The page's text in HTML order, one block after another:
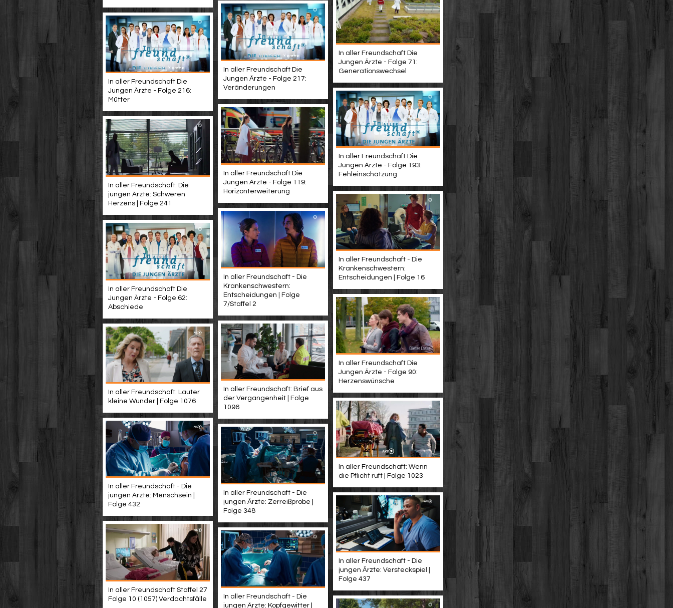
In aller Freundschaft Die
Jungen Ärzte - Folge 71:
Generationswechsel
In aller Freundschaft Die
Jungen Ärzte - Folge 217:
Veränderungen
In aller Freundschaft Die
Jungen Ärzte - Folge 216:
Mütter
In aller Freundschaft Die
Jungen Ärzte - Folge 193:
Fehleinschätzung
In aller Freundschaft Die
Jungen Ärzte - Folge 119:
Horizonterweiterung
In aller Freundschaft: Die
jungen Ärzte: Schweren
Herzens | Folge 241
In aller Freundschaft - Die
Krankenschwestern:
Entscheidungen | Folge 16
In aller Freundschaft - Die
Krankenschwestern:
Entscheidungen | Folge
7/Staffel 2
In aller Freundschaft Die
Jungen Ärzte - Folge 62:
Abschiede
In aller Freundschaft Die
Jungen Ärzte - Folge 90:
Herzenswünsche
In aller Freundschaft: Brief aus
der Vergangenheit | Folge
1096
In aller Freundschaft: Lauter
kleine Wunder | Folge 1076
In aller Freundschaft: Wenn
die Pflicht ruft | Folge 1023
In aller Freundschaft - Die
jungen Ärzte: Menschsein |
Folge 432
In aller Freundschaft - Die
jungen Ärzte: Zerreißprobe |
Folge 348
In aller Freundschaft - Die
jungen Ärzte: Versteckspiel |
Folge 437
In aller Freundschaft Staffel 27
Folge 10 (1057) Verdachtsfälle
In aller Freundschaft - Die
jungen Ärzte: Kopfgewitter |